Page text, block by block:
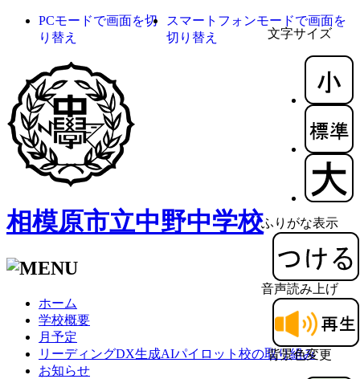
文字サイズ
ふりがな表示
音声読み上げ
背景色変更
PCモードで画面を切
り替え
スマートフォンモードで画面を
切り替え
相模原市立中野中学校
ホーム
学校概要
月予定
リーディングDX生成AIパイロット校の取り組み
お知らせ